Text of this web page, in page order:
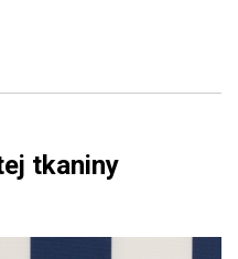
tkaniny